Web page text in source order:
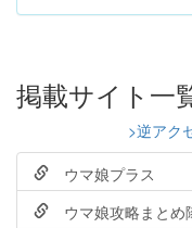
掲載サイト一
>逆アク
ウマ娘プラス
ウマ娘攻略まとめ